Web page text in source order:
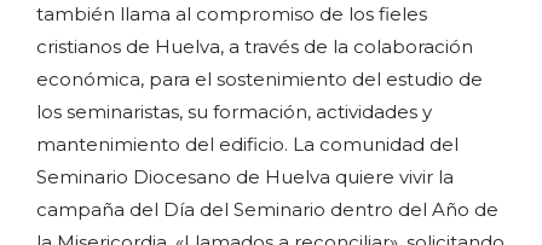
también llama al compromiso de los fieles
cristianos de Huelva, a través de la colaboración
económica, para el sostenimiento del estudio de
los seminaristas, su formación, actividades y
mantenimiento del edificio. La comunidad del
Seminario Diocesano de Huelva quiere vivir la
campaña del Día del Seminario dentro del Año de